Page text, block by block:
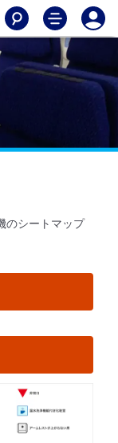
のシートマップ